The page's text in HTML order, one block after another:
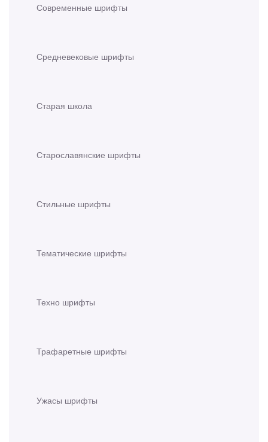
Современные шрифты
Средневековые шрифты
Старая школа
Старославянские шрифты
Стильные шрифты
Тематические шрифты
Техно шрифты
Трафаретные шрифты
Ужасы шрифты